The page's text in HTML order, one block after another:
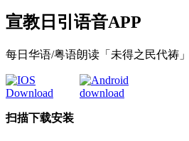
宣教日引 语音APP
每日华语/粤语朗读「未得之民代祷
扫描下载安装